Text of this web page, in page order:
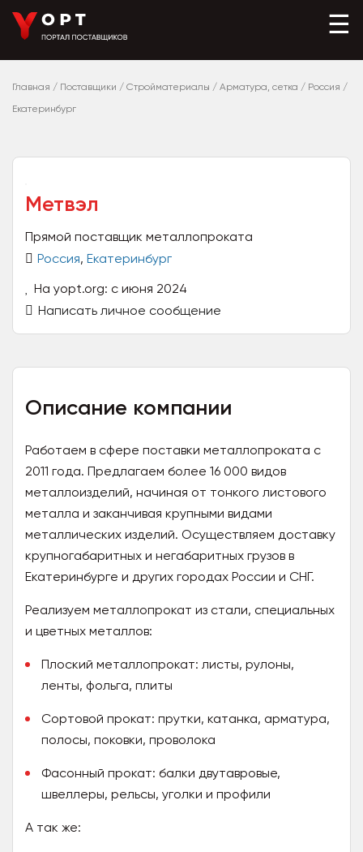
☰
Главная / Поставщики / Стройматериалы / Арматура, сетка / Россия /
Екатеринбург
Метвэл
Прямой поставщик металлопроката
Россия, Екатеринбург
На yopt.org: с июня 2024
Написать личное сообщение
Описание компании
Работаем в сфере поставки металлопроката с
2011 года. Предлагаем более 16 000 видов
металлоизделий, начиная от тонкого листового
металла и заканчивая крупными видами
металлических изделий. Осуществляем доставку
крупногабаритных и негабаритных грузов в
Екатеринбурге и других городах России и СНГ.
Реализуем металлопрокат из стали, специальных
и цветных металлов:
Плоский металлопрокат: листы, рулоны,
ленты, фольга, плиты
Сортовой прокат: прутки, катанка, арматура,
полосы, поковки, проволока
Фасонный прокат: балки двутавровые,
швеллеры, рельсы, уголки и профили
А так же: